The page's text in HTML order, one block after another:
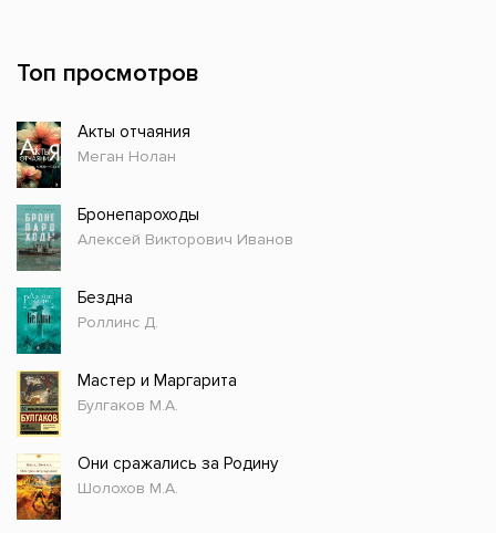
Топ просмотров
Акты отчаяния
Меган Нолан
Бронепароходы
Алексей Викторович Иванов
Бездна
Роллинс Д.
Мастер и Маргарита
Булгаков М.А.
Они сражались за Родину
Шолохов М.А.